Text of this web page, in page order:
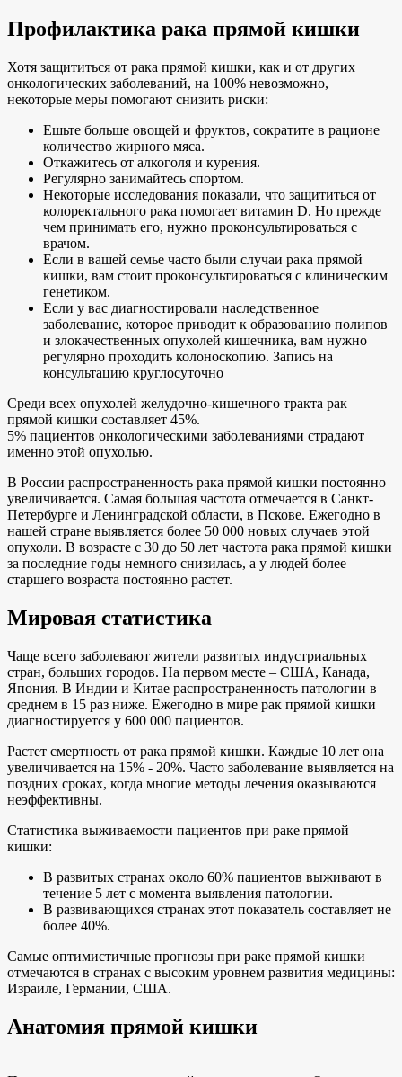
Профилактика рака прямой кишки
Хотя защититься от рака прямой кишки, как и от других
онкологических заболеваний, на 100% невозможно,
некоторые меры помогают снизить риски:
Ешьте больше овощей и фруктов, сократите в рационе
количество жирного мяса.
Откажитесь от алкоголя и курения.
Регулярно занимайтесь спортом.
Некоторые исследования показали, что защититься от
колоректального рака помогает витамин D. Но прежде
чем принимать его, нужно проконсультироваться с
врачом.
Если в вашей семье часто были случаи рака прямой
кишки, вам стоит проконсультироваться с клиническим
генетиком.
Если у вас диагностировали наследственное
заболевание, которое приводит к образованию полипов
и злокачественных опухолей кишечника, вам нужно
регулярно проходить колоноскопию. Запись на
консультацию круглосуточно
Среди всех опухолей желудочно-кишечного тракта рак
прямой кишки составляет 45%.
5% пациентов онкологическими заболеваниями страдают
именно этой опухолью.
В России распространенность рака прямой кишки постоянно
увеличивается. Самая большая частота отмечается в Санкт-
Петербурге и Ленинградской области, в Пскове. Ежегодно в
нашей стране выявляется более 50 000 новых случаев этой
опухоли. В возрасте с 30 до 50 лет частота рака прямой кишки
за последние годы немного снизилась, а у людей более
старшего возраста постоянно растет.
Мировая статистика
Чаще всего заболевают жители развитых индустриальных
стран, больших городов. На первом месте – США, Канада,
Япония. В Индии и Китае распространенность патологии в
среднем в 15 раз ниже. Ежегодно в мире рак прямой кишки
диагностируется у 600 000 пациентов.
Растет смертность от рака прямой кишки. Каждые 10 лет она
увеличивается на 15% - 20%. Часто заболевание выявляется на
поздних сроках, когда многие методы лечения оказываются
неэффективны.
Статистика выживаемости пациентов при раке прямой
кишки:
В развитых странах около 60% пациентов выживают в
течение 5 лет с момента выявления патологии.
В развивающихся странах этот показатель составляет не
более 40%.
Самые оптимистичные прогнозы при раке прямой кишки
отмечаются в странах с высоким уровнем развития медицины:
Израиле, Германии, США.
Анатомия прямой кишки